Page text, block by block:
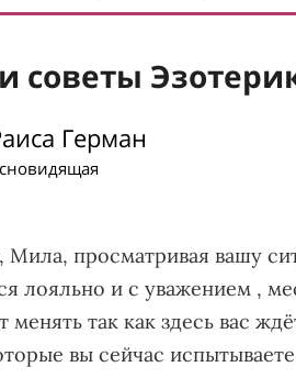
советы
Герман
Мила, просматривая вашу
лояльно и с уважением ,
менять так как здесь вас
вы сейчас